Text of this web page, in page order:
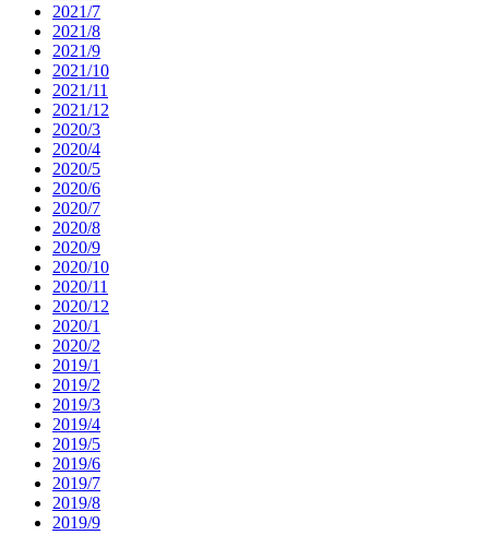
2021/7
2021/8
2021/9
2021/10
2021/11
2021/12
2020/3
2020/4
2020/5
2020/6
2020/7
2020/8
2020/9
2020/10
2020/11
2020/12
2020/1
2020/2
2019/1
2019/2
2019/3
2019/4
2019/5
2019/6
2019/7
2019/8
2019/9